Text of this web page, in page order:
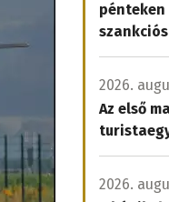
pénteken
2026.
Az első
2026.